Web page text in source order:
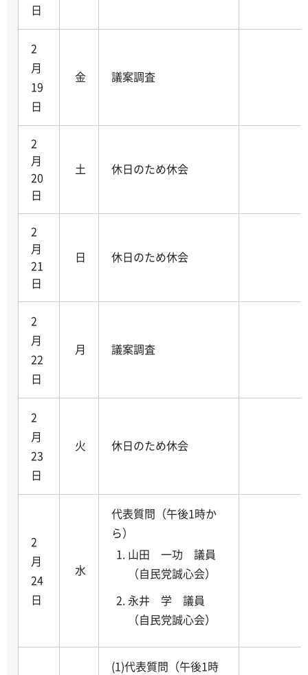
日
2
月
19
日
金 議案調査
2
月
20
日
土 休日のため休会
2
月
21
日
日 休日のため休会
2
月
22
日
月 議案調査
2
月
23
日
火 休日のため休会
2
月
24
日
水
代表質問（午後1時か
ら）
山田 一功 議員
（自民党誠心会）
永井 学 議員
（自民党誠心会）
(1)代表質問（午後1時